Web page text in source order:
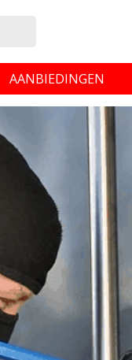
AANBIEDINGEN